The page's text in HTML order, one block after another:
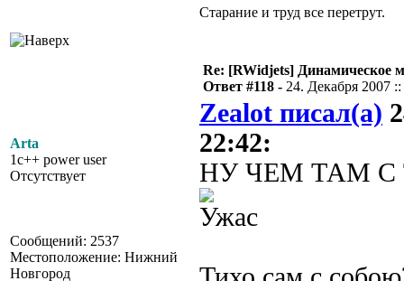
Старание и труд все перетрут.
Arta
1c++ power user
Отсутствует
Сообщений: 2537
Местоположение: Нижний
Новгород
Re: [RWidjets] Динамическое
Ответ #118 - 24. Декабря 2007
Zealot писал(а)
22:42:
НУ ЧЕМ ТАМ